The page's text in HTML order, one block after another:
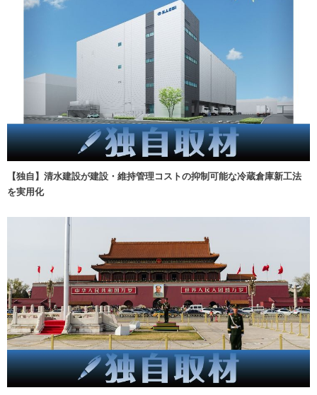
【独自】清水建設が建設・維持管理コストの抑制可能な冷蔵倉庫新工法
を実用化